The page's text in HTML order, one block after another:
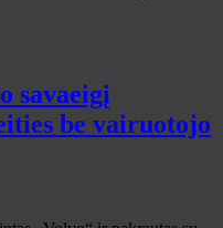
savaeigį
be vairuotojo